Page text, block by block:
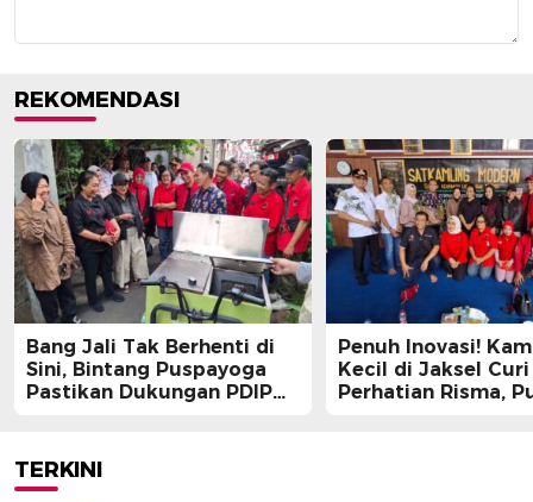
REKOMENDASI
Bang Jali Tak Berhenti di
Sini, Bintang Puspayoga
Pastikan Dukungan PDIP
Penuh Inovasi!
Kecil di Jaksel Curi
Perhatian Risma,
TERKINI